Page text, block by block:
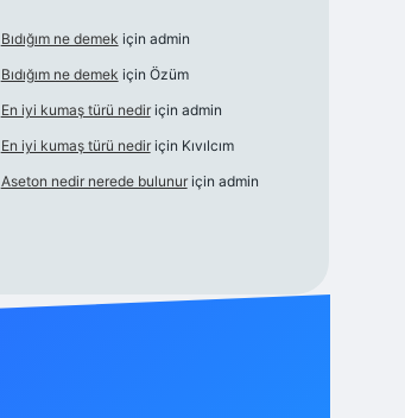
Bıdığım ne demek için admin
Bıdığım ne demek için Özüm
En iyi kumaş türü nediriçin admin
En iyi kumaş türü nediriçin Kıvılcım
Aseton nedir nerede bulunuriçin admin